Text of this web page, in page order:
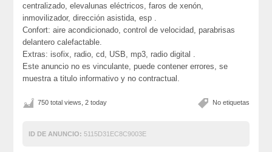
centralizado, elevalunas eléctricos, faros de xenón,
inmovilizador, dirección asistida, esp .
Confort: aire acondicionado, control de velocidad, parabrisas
delantero calefactable.
Extras: isofix, radio, cd, USB, mp3, radio digital .
Este anuncio no es vinculante, puede contener errores, se
muestra a titulo informativo y no contractual.
No etiquetas
750 total views, 2 today
ID DE ANUNCIO: 5115D31EC8C9003E